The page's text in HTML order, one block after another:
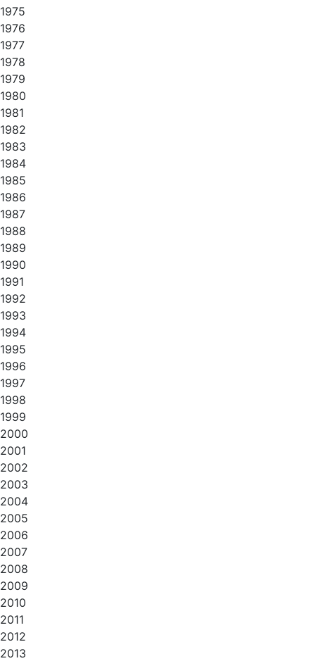
1975
1976
1977
1978
1979
1980
1981
1982
1983
1984
1985
1986
1987
1988
1989
1990
1991
1992
1993
1994
1995
1996
1997
1998
1999
2000
2001
2002
2003
2004
2005
2006
2007
2008
2009
2010
2011
2012
2013